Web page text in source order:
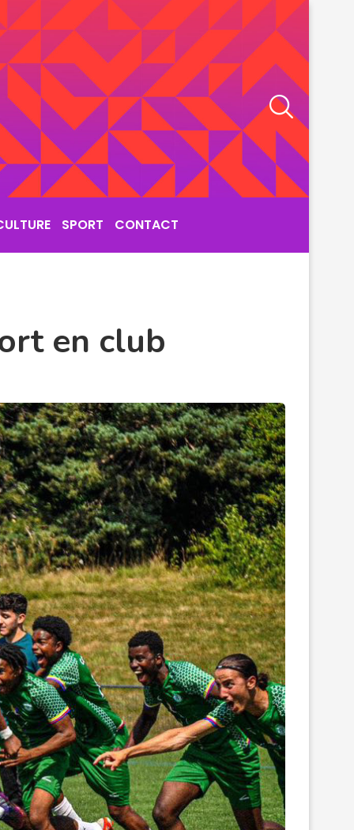
SPORT CONTACT
en club